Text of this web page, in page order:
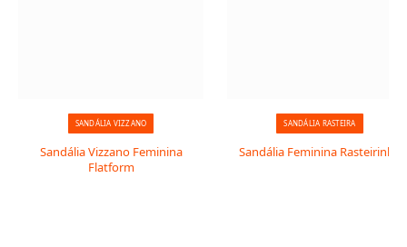
SANDÁLIA VIZZANO
Sandália Vizzano Feminina
Flatform
SANDÁLIA RASTEIRA
Sandália Feminina Rasteirinha